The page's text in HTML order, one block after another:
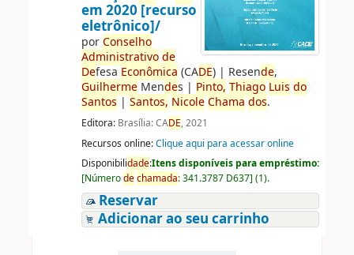
em 2020 [recurso
eletrônico]/
porConselho
Administrativo de
Defesa Econômica (CADE)| Resende,
GuilhermeMendes | Pinto, Thiago Luis do
Santos | Santos, Nicole Chama dos.
Editora: Brasília: CADE, 2021
Recursos online:Clique aqui para acessar online
Disponibilidade:Itens disponíveis para empréstimo:
[Númerodechamada:341.3787 D637] (1).
Reservar
Adicionar ao seu carrinho